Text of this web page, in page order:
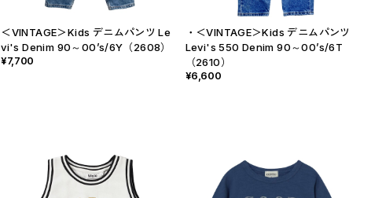
＜VINTAGE＞Kids デニムパンツ Le
vi's Denim 90～00’s/6Y（2608）
¥7,700
・＜VINTAGE＞Kids デニムパンツ
Levi's 550 Denim 90～00’s/6T
（2610）
¥6,600